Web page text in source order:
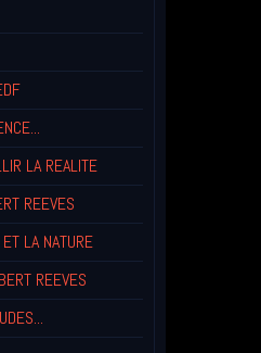
LA REALITE
REEVES
LA NATURE
REEVES